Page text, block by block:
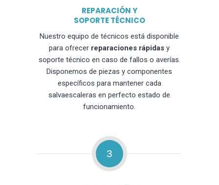
REPARACIÓN Y
SOPORTE TÉCNICO
Nuestro equipo de técnicos está disponible
para ofrecer reparaciones rápidas y
soporte técnico en caso de fallos o averías.
Disponemos de piezas y componentes
específicos para mantener cada
salvaescaleras en perfecto estado de
funcionamiento.
3